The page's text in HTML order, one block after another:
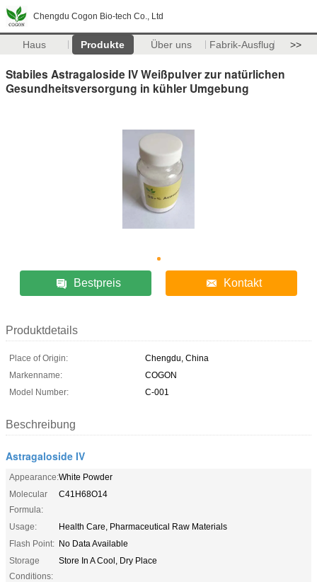
Chengdu Cogon Bio-tech Co., Ltd
Haus Produkte Über uns Fabrik-Ausflug >>
Stabiles Astragaloside IV Weißpulver zur natürlichen
Gesundheitsversorgung in kühler Umgebung
Bestpreis Kontakt
Produktdetails
Place of Origin:
Chengdu, China
Markenname:
COGON
Model Number:
C-001
Beschreibung
Astragaloside IV
Appearance:White Powder
Molecular
Formula:
C41H68O14
Usage:
Health Care, Pharmaceutical Raw Materials
Flash Point: No Data Available
Storage
Conditions:
Store In A Cool, Dry Place